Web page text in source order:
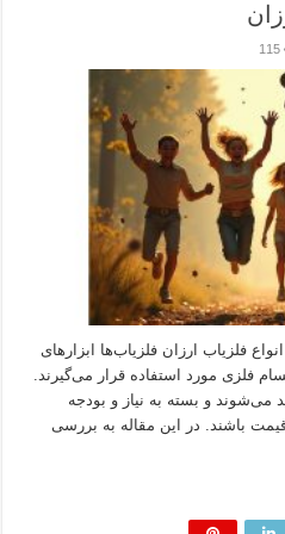
115
فلزیاب ارزان فلزیاب‌ها ابزارهای
فلزی مورد استفاده قرار می‌گیرند.
می‌شوند و بسته به نیاز و بودجه
باشند. در این مقاله به بررسی